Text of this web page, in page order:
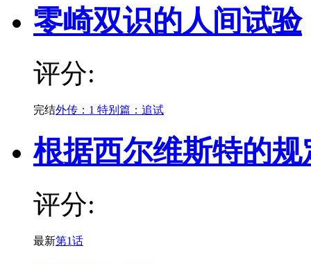
零崎双识的人间试验
评分:
完结外传：1 特别篇：追试
根据西尔维斯特的规
评分:
最新第1话